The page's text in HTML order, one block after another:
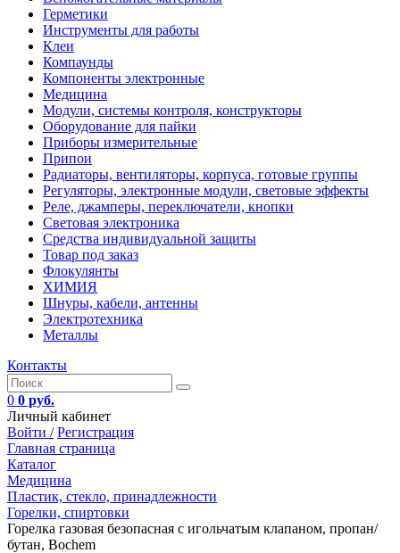
Герметики
Инструменты для работы
Клеи
Компаунды
Компоненты электронные
Медицина
Модули, системы контроля, конструкторы
Оборудование для пайки
Приборы измерительные
Припои
Радиаторы, вентиляторы, корпуса, готовые группы
Регуляторы, электронные модули, световые эффекты
Реле, джамперы, переключатели, кнопки
Световая электроника
Средства индивидуальной защиты
Товар под заказ
Флокулянты
ХИМИЯ
Шнуры, кабели, антенны
Электротехника
Металлы
Контакты
0 0 руб.
Личный кабинет
Войти / Регистрация
Главная страница
Каталог
Медицина
Пластик, стекло, принадлежности
Горелки, спиртовки
Горелка газовая безопасная с игольчатым клапаном, пропан/
бутан, Bochem